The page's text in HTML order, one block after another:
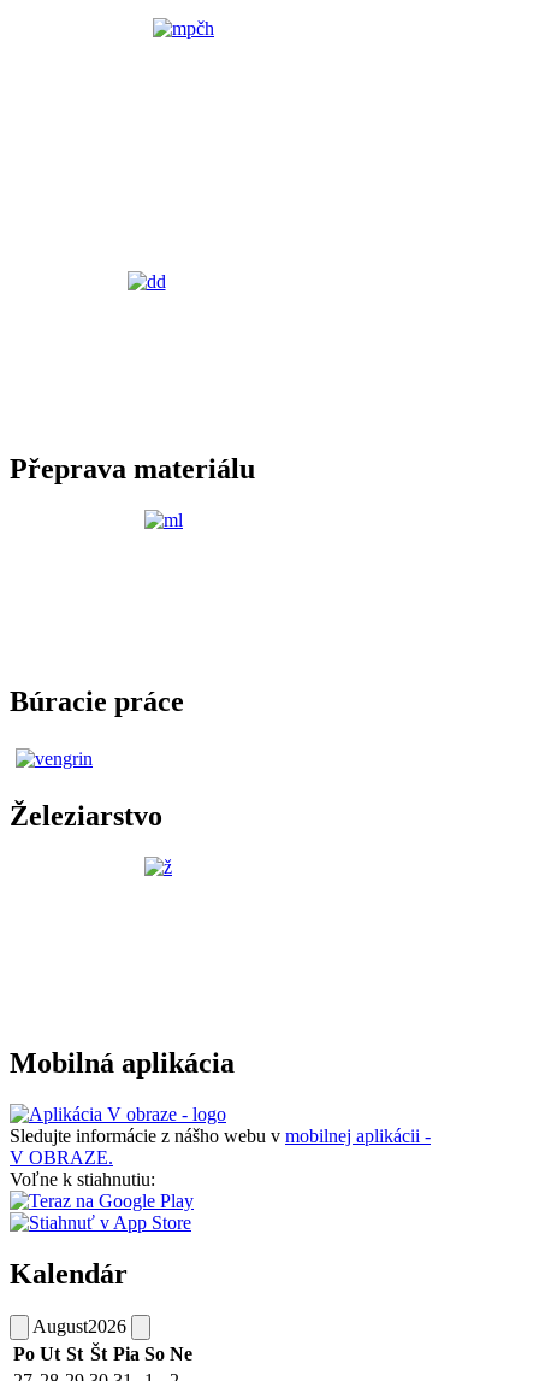
Přeprava materiálu
Búracie práce
Železiarstvo
Mobilná aplikácia
Sledujte informácie z nášho webu v mobilnej aplikácii -
V OBRAZE.
Voľne k stiahnutiu:
Kalendár
August2026
Po Ut St Št Pia So Ne